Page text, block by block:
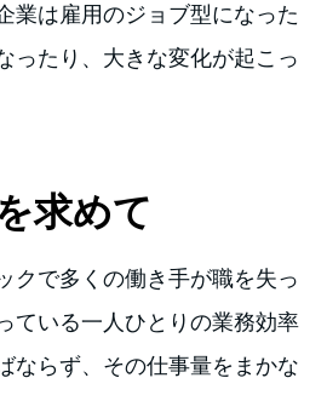
業は雇用のジョブ型になった
ったり、大きな変化が起こっ
求めて
クで多くの働き手が職を失っ
ている一人ひとりの業務効率
ならず、その仕事量をまかな